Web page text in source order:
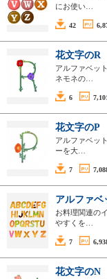
にお使い…
42
花文字のR
アルファベッ
ネモネの…
6
花文字のP
アルファベッ
ーを大…
7
アルファベ
お料理関連の
やすくを…
7
花文字のN